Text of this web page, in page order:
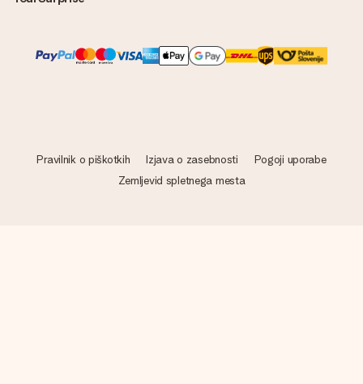
Pravilnik o piškotkih Izjava o zasebnosti
Pogoji uporabe
Zemljevid spletnega mesta